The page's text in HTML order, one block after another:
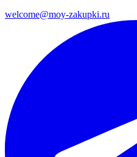
welcome@moy-zakupki.ru